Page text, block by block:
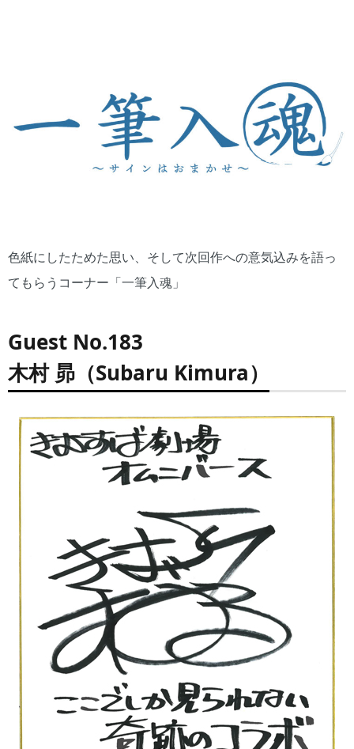
色紙にしたためた思い、そして次回作への意気込みを語っ
てもらうコーナー「一筆入魂」
Guest No.183
木村 昴（Subaru Kimura）